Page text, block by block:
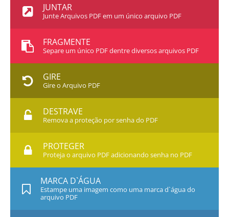
JUNTAR
Junte Arquivos PDF em um único arquivo PDF
FRAGMENTE
Separe um único PDF dentre diversos arquivos PDF
GIRE
Gire o Arquivo PDF
DESTRAVE
Remova a proteção por senha do PDF
PROTEGER
Proteja o arquivo PDF adicionando senha no PDF
MARCA D`ÁGUA
Estampe uma imagem como uma marca d`água do
arquivo PDF